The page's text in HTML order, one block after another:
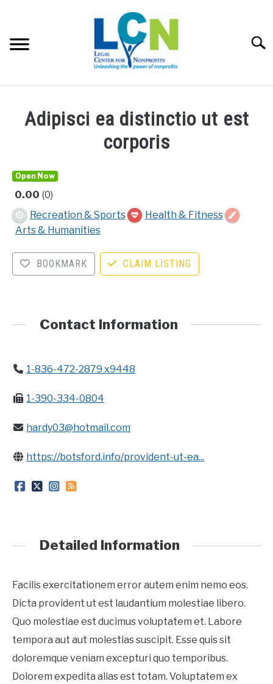
content
RESOURCES
ABOUT US
CONTACT
Adipisci ea distinctio ut est
corporis
Open Now
0.00 0
Recreation & Sports
Health & Fitness
Arts & Humanities
BOOKMARK CLAIM LISTING
Contact Information
1-836-472-2879 x9448
1-390-334-0804
hardy03@hotmail.com
https://botsford.info/provident-ut-ea...
Detailed Information
Facilis exercitationem error autem enim nemo eos.
Dicta provident ut est laudantium molestiae libero.
Quo molestiae est ducimus voluptatem et. Labore
tempora aut aut molestias suscipit. Esse quis sit
doloremque veniam excepturi quo temporibus.
Dolorem expedita alias est totam. Voluptatem ex